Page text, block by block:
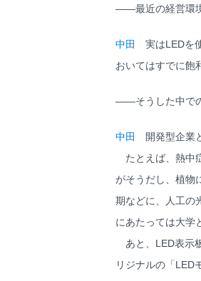
――最近の経営環
中田
実はLEDを
おいてはすでに飽
――そうした中で
中田
開発型企業
たとえば、熱中
がそうだし、植物
期などに、人工の
にあたっては大学
あと、LED表示
リジナルの「LED